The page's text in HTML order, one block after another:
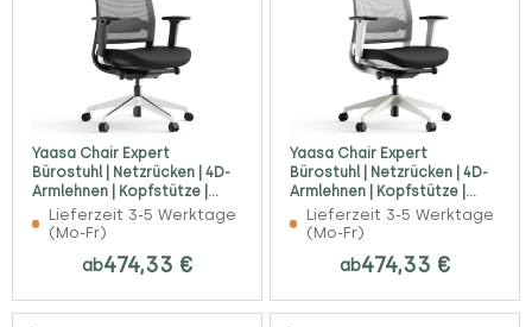
Yaasa Chair Expert
Bürostuhl | Netzrücken | 4D-
Armlehnen | Kopfstütze |
schwarz
Lieferzeit 3-5 Werktage
(Mo-Fr)
ab474,33 €
Yaasa Chair Expert
Bürostuhl | Netzrücken | 4D-
Armlehnen | Kopfstütze |
weiß
Lieferzeit 3-5 Werktage
(Mo-Fr)
ab474,33 €